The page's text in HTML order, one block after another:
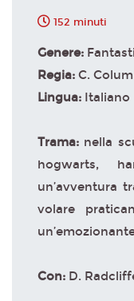
152 minuti
Genere:
Regia: C.
Lingua: Italiano
Trama: nella
hogwarts,
un’avventura
volare
Con: D.